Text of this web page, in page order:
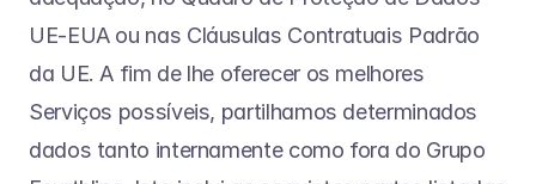
UE-EUA ou nas Cláusulas Contratuais Padrão
da UE. A fim de lhe oferecer os melhores
Serviços possíveis, partilhamos determinados
dados tanto internamente como fora do Grupo